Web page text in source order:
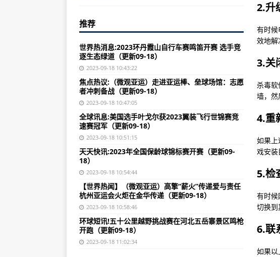
怎么下载天气预报主题软件(下载天气预报主题软件的
荣耀7怎么安装驱动软件(荣耀7驱动软件安装步骤)
怎么清除流氓软件(去除流氓软件的方法)
怎么下载韩国热舞软件(韩国热舞软件下载教程)
怎么登录国体软件(登录国体软件流程介绍)
怎么在钉钉上安装软件(钉钉上安装软件的方法)
听歌软件加歌词怎么加(如何在听歌软件中添加歌词)
手机被装监控软件怎么删除(附详细介绍)
怎么查询买了哪个保险软件(如何查找自己购买的保险
怎么让淘宝软件打不开(如何在淘宝未能打开时应对)
跳舞毯怎么删除软件(跳舞毯软件删除方法)
2.升
有时候
效地解
3.关
杀毒软
墙，然
4.重
如果上
戏安装
5.检
有时候
切换到
6.联
如果以
推荐
世界热消息:2023环丹霞山自行车赛鸣笛开赛 选手竞
逐生态绿道（更新09-18）
2023-09-18 10:43:22
焦点热议:（微观亚运）走进亚运棒、垒球场馆：志愿
者冲刺备战（更新09-18）
2023-09-18 10:47:05
全球讯息:美国选手叶戈尔获2023翼装飞行世锦赛竞
速赛冠军（更新09-18）
2023-09-18 10:51:15
天天快讯:2023年全国保龄球锦标赛开赛（更新09-
18）
2023-09-18 10:54:44
【世界热闻】（微观亚运）高擎“薪火”传递爱与责任
杭州亚运会火炬在金华传递（更新09-18）
2023-09-18 10:58:46
环球短讯!五十公里越野挑战赛在河北五岳寨景区鸣枪
开跑（更新09-18）
2023-09-18 11:02:34